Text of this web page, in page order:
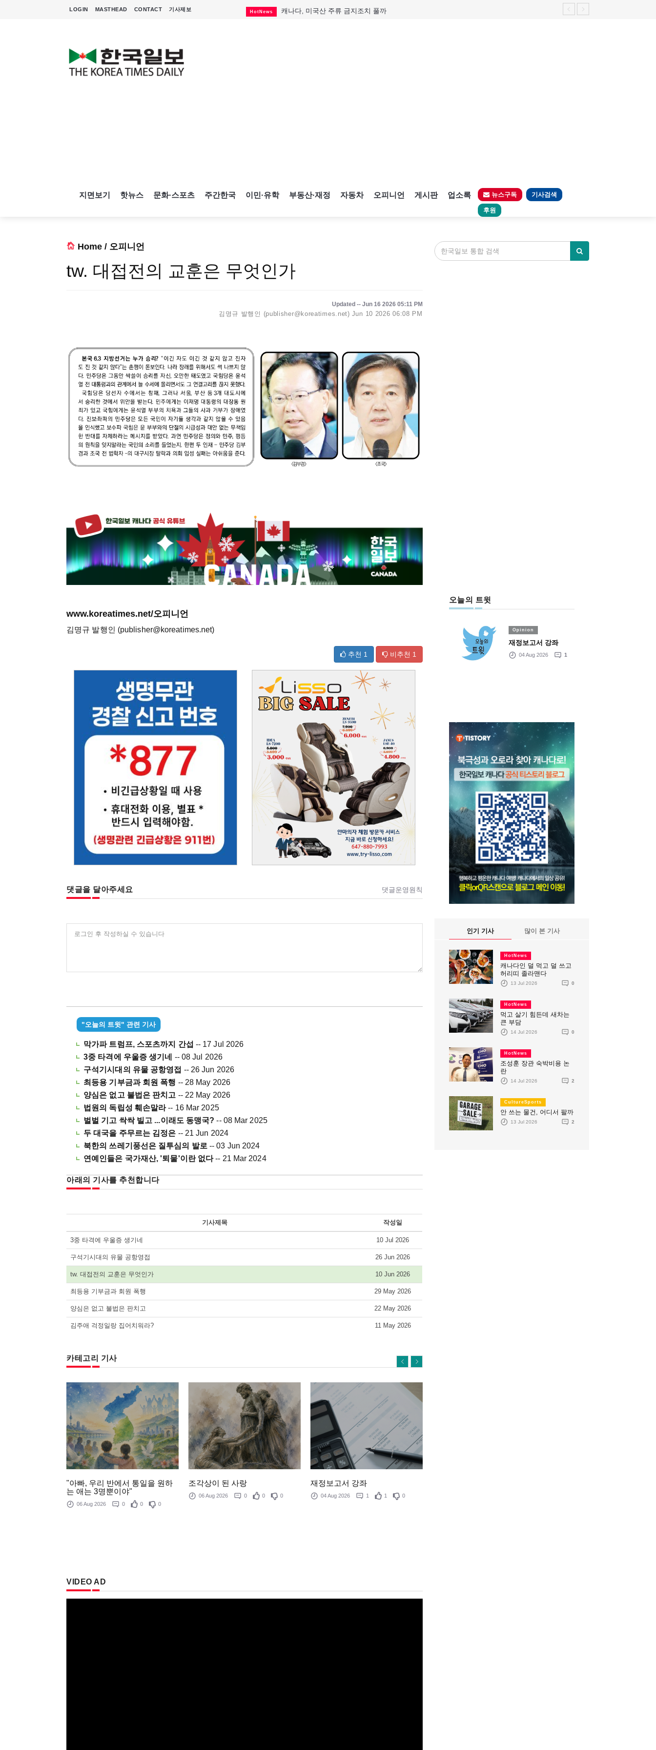
LOGIN MASTHEAD CONTACT 기사제보 HotNews 캐나다, 미국산 주류 금지조치 풀까
지면보기 핫뉴스 문화·스포츠 주간한국 이민·유학 부동산·재정 자동차 오피니언 게시판 업소록 뉴스구독 기사검색
후원
Home / 오피니언
tw. 대접전의 교훈은 무엇인가
Updated -- Jun 16 2026 05:11 PM
김명규 발행인 (publisher@koreatimes.net) Jun 10 2026 06:08 PM
www.koreatimes.net/오피니언
김명규 발행인 (publisher@koreatimes.net)
추천 1 비추천 1
댓글을 달아주세요 댓글운영원칙
로그인 후 작성하실 수 있습니다
"오늘의 트윗" 관련 기사
막가파 트럼프, 스포츠까지 간섭 -- 17 Jul 2026
3중 타격에 우울증 생기네
-- 08 Jul 2026
구석기시대의 유물 공항영접 -- 26 Jun 2026
최등용 기부금과 회원 폭행 -- 28 May 2026
양심은 없고 불법은 판치고 -- 22 May 2026
법원의 독립성 훼손말라-- 16 Mar 2025
벌벌 기고 싹싹 빌고 ...이래도 동맹국?-- 08 Mar 2025
두 대국을 주무르는 김정은 -- 21 Jun 2024
북한의 쓰레기풍선은 질투심의 발로 -- 03 Jun 2024
연예인들은 국가재산, '퇴물'이란 없다-- 21 Mar 2024
아래의 기사를 추천합니다
기사제목 작성일
3중 타격에 우울증 생기네 10 Jul 2026
구석기시대의 유물 공항영접 26 Jun 2026
tw. 대접전의 교훈은 무엇인가 10 Jun 2026
최등용 기부금과 회원 폭행 29 May 2026
양심은 없고 불법은 판치고 22 May 2026
김주애 걱정일랑 집어치워라? 11 May 2026
카테고리 기사
"아빠, 우리 반에서 통일을 원하
는 애는 3명뿐이야"
06 Aug 2026 0 0 0
조각상이 된 사랑
06 Aug 2026 0 0 0
재정보고서 강좌
04 Aug 2026 1 1 0
VIDEO AD
오늘의 트윗
Opinion
재정보고서 강좌
04 Aug 2026 1
인기 기사 많이 본 기사
HotNews
캐나다인 덜 먹고 덜 쓰고
허리띠 졸라맨다
13 Jul 2026 0
HotNews
먹고 살기 힘든데 새차는
큰 부담
14 Jul 2026 0
HotNews
조성훈 장관 숙박비용 논
란
14 Jul 2026 2
CultureSports
안 쓰는 물건, 어디서 팔까
13 Jul 2026 2